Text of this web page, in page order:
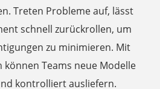
Treten Probleme auf, lässt
schnell zurückrollen, um
zu minimieren. Mit
können Teams neue Modelle
kontrolliert ausliefern.